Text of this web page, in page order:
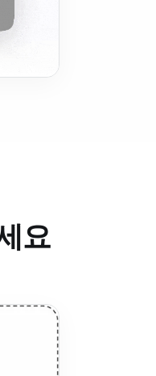
요